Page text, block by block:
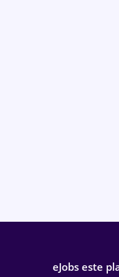
eJobs este